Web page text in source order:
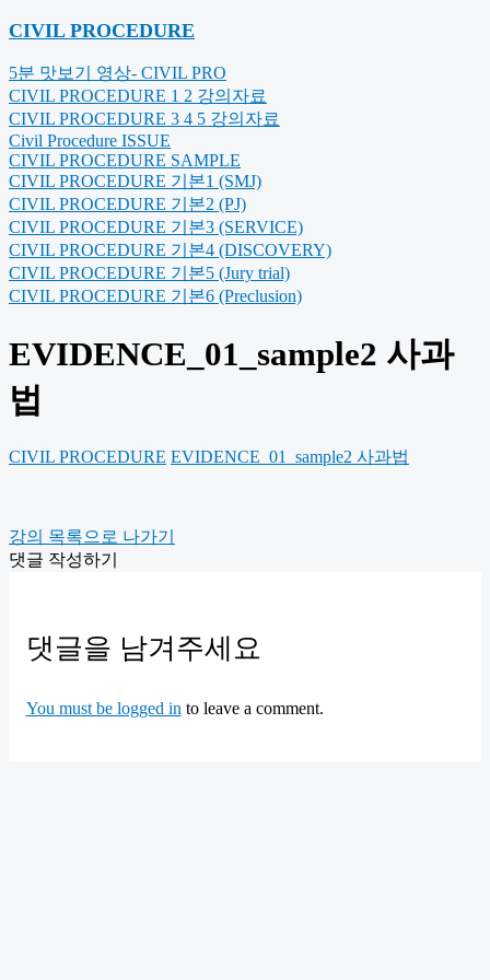
CIVIL PROCEDURE
5분 맛보기 영상- CIVIL PRO
CIVIL PROCEDURE 1 2 강의자료
CIVIL PROCEDURE 3 4 5 강의자료
Civil Procedure ISSUE
CIVIL PROCEDURE SAMPLE
CIVIL PROCEDURE 기본1 (SMJ)
CIVIL PROCEDURE 기본2 (PJ)
CIVIL PROCEDURE 기본3 (SERVICE)
CIVIL PROCEDURE 기본4 (DISCOVERY)
CIVIL PROCEDURE 기본5 (Jury trial)
CIVIL PROCEDURE 기본6 (Preclusion)
EVIDENCE_01_sample2 사과
법
CIVIL PROCEDURE EVIDENCE_01_sample2 사과법
강의 목록으로 나가기
댓글 작성하기
댓글을 남겨주세요
You must be logged in to leave a comment.